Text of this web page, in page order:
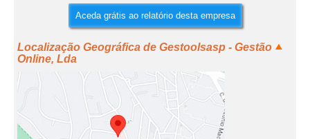
Aceda grátis ao relatório desta empresa
Localização Geográfica de Gestoolsasp - Gestão
Online, Lda